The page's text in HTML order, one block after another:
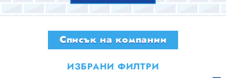
ЗА НАС
Списък на компании
ИЗБРАНИ ФИЛТРИ